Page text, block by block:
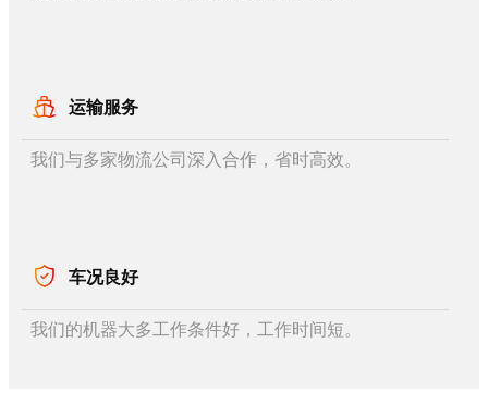
运输服务
我们与多家物流公司深入合作，省时高效。
车况良好
我们的机器大多工作条件好，工作时间短。